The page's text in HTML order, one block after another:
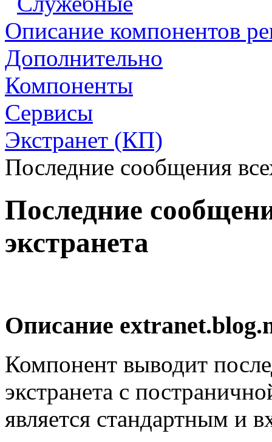
Описание компонентов
Дополнительно
Компоненты
Сервисы
Экстранет (КП)
Последние сообщения
Последние
экстранета
Описание
Компонент выводит
экстранета с
является стандартным и